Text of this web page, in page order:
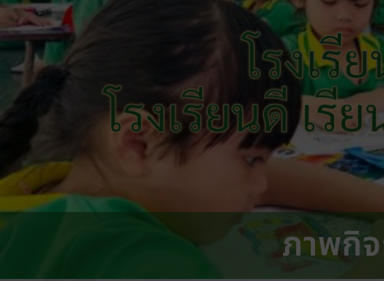
โรงเรี
โรงเรียนดี เ
ภาพกิ